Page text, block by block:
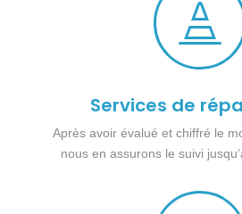

Services de
Après avoir évalué et chiffré le
nous en assurons le suivi